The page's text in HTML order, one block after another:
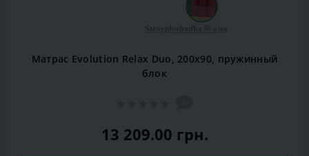
Матрас Evolution Relax Duo, 200x90, пружинный
блок
13 209.00 грн.